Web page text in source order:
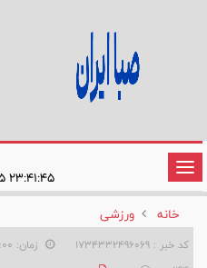
تغییر
وضعیت
ناوبری
۲۳:۴۱:۴۵ ۱۴۰۵/۰۵/۱۵
خانه
ورزشی
کد خبر : 1734332496069
زمان: ۱۸:۵۸:۰۰ - تاریخ: ۱۴۰۳/۰۹/۲۶